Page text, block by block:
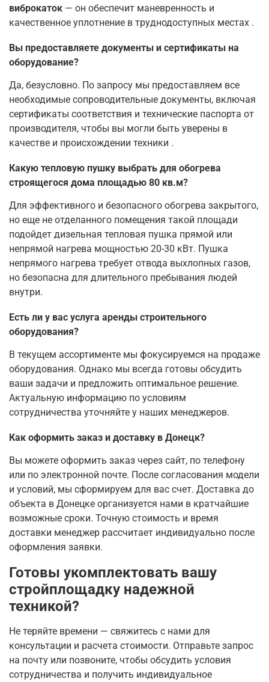
виброкаток — он обеспечит маневренность и
качественное уплотнение в труднодоступных местах .
Вы предоставляете документы и сертификаты на
оборудование?
Да, безусловно. По запросу мы предоставляем все
необходимые сопроводительные документы, включая
сертификаты соответствия и технические паспорта от
производителя, чтобы вы могли быть уверены в
качестве и происхождении техники .
Какую тепловую пушку выбрать для обогрева
строящегося дома площадью 80 кв.м?
Для эффективного и безопасного обогрева закрытого,
но еще не отделанного помещения такой площади
подойдет дизельная тепловая пушка прямой или
непрямой нагрева мощностью 20-30 кВт. Пушка
непрямого нагрева требует отвода выхлопных газов,
но безопасна для длительного пребывания людей
внутри.
Есть ли у вас услуга аренды строительного
оборудования?
В текущем ассортименте мы фокусируемся на продаже
оборудования. Однако мы всегда готовы обсудить
ваши задачи и предложить оптимальное решение.
Актуальную информацию по условиям
сотрудничества уточняйте у наших менеджеров.
Как оформить заказ и доставку в Донецк?
Вы можете оформить заказ через сайт, по телефону
или по электронной почте. После согласования модели
и условий, мы сформируем для вас счет. Доставка до
объекта в Донецке организуется нами в кратчайшие
возможные сроки. Точную стоимость и время
доставки менеджер рассчитает индивидуально после
оформления заявки.
Готовы укомплектовать вашу
стройплощадку надежной
техникой?
Не теряйте времени — свяжитесь с нами для
консультации и расчета стоимости. Отправьте запрос
на почту или позвоните, чтобы обсудить условия
сотрудничества и получить индивидуальное